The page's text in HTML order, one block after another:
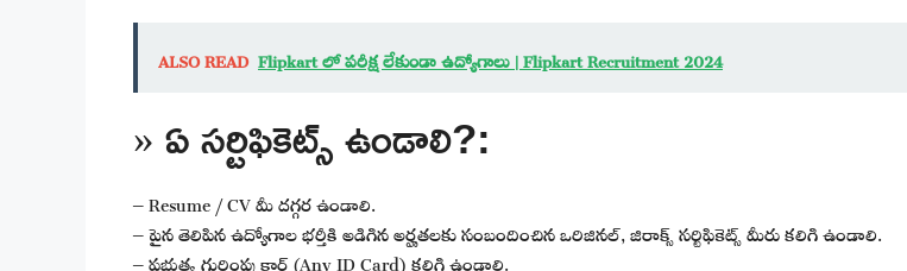
ALSO READ Flipkart లో పరీక్ష లేకుండా ఉద్యోగాలు | Flipkart Recruitment 2024
» ఏ సర్టిఫికెట్స్ ఉండాలి?:
– Resume / CV మీ దగ్గర ఉండాలి.
– పైన తెలిపిన ఉద్యోగాల భర్తీకి అడిగిన అర్హతలకు సంబందించిన ఒరిజినల్, జిరాక్స్ సర్టిఫికెట్స్ మీరు కలిగి ఉండాలి.
– ప్రభుత్వ గుర్తింపు కార్డ్ (Any ID Card) కలిగి ఉండాలి.